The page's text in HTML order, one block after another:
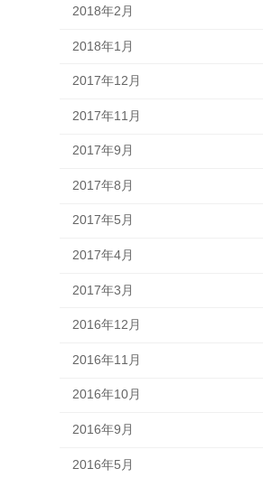
2018年2月
2018年1月
2017年12月
2017年11月
2017年9月
2017年8月
2017年5月
2017年4月
2017年3月
2016年12月
2016年11月
2016年10月
2016年9月
2016年5月